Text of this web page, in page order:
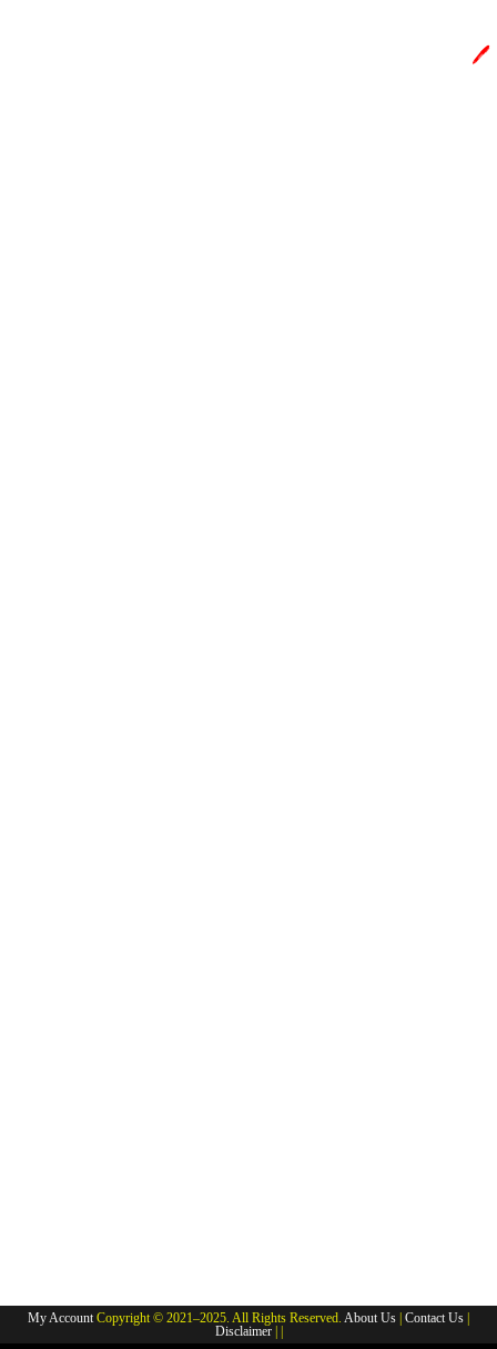
My AccountCopyright © 2021–2025. All Rights Reserved. About Us Contact Us
Disclaimer| |
🖊️